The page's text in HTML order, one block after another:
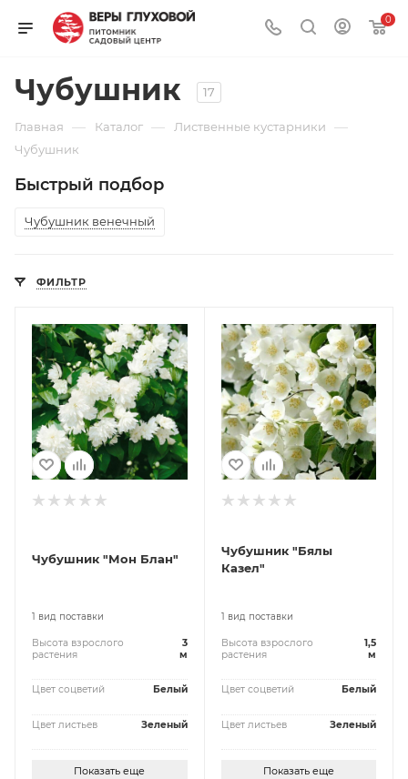
0
Чубушник 17
Главная — Каталог — Лиственные кустарники —
Чубушник
Быстрый подбор
Чубушник венечный
ФИЛЬТР
Чубушник "Мон Блан"
1 вид поставки
Высота взрослого
растения
3
м
Цвет соцветий Белый
Цвет листьев Зеленый
Показать еще
Чубушник "Бялы
Казел"
1 вид поставки
Высота взрослого
растения
1,5
м
Цвет соцветий Белый
Цвет листьев Зеленый
Показать еще